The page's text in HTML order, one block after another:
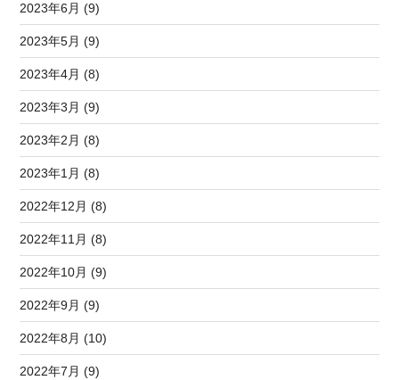
2023年6月 (9)
2023年5月 (9)
2023年4月 (8)
2023年3月 (9)
2023年2月 (8)
2023年1月 (8)
2022年12月 (8)
2022年11月 (8)
2022年10月 (9)
2022年9月 (9)
2022年8月 (10)
2022年7月 (9)